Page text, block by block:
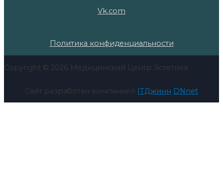
Vk.com
Политика конфиденциальности
Copyright © 2026 Медицинский Центр Эстетика
Сайт разработан компанией ITДжинн DNnet